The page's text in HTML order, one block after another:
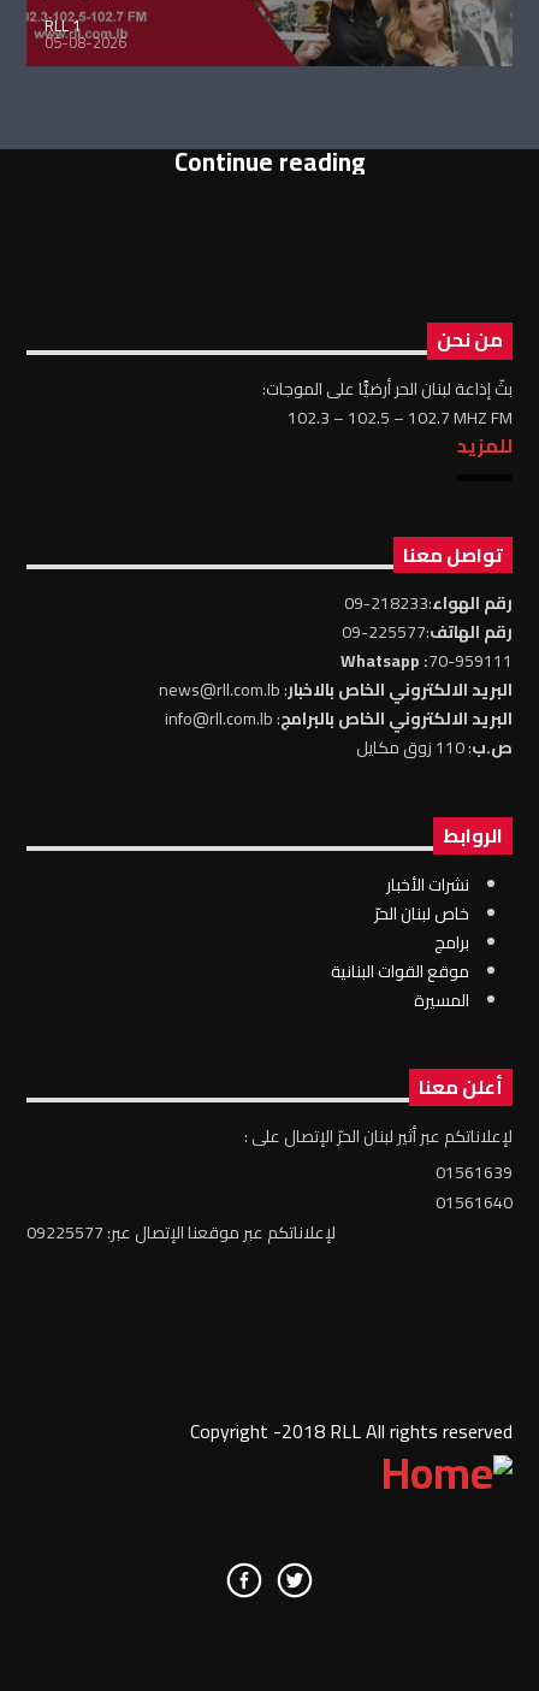
RLL 1
05-08-2026
Continue reading
من نحن
بثّ إذاعة لبنان الحر أرضيًّا على الموجات:
102.3 – 102.5 – 102.7 MHZ FM
للمزيد
تواصل معنا
رقم الهواء:218233-09
رقم الهاتف:225577-09
70-959111
: Whatsapp
البريد الالكتروني الخاص بالاخبار: news@rll.com.lb
البريد الالكتروني الخاص بالبرامج: info@rll.com.lb
ص.ب: 110 زوق مكايل
الروابط
نشرات الأخبار
خاص لبنان الحرّ
برامج
موقع القوات البنانية
المسيرة
أعلن معنا
لإعلاناتكم عبر أثير لبنان الحرّ الإتصال على :
01561639
01561640
لإعلاناتكم عبر موقعنا الإتصال عبر: 09225577
Copyright -2018 RLL All rights reserved